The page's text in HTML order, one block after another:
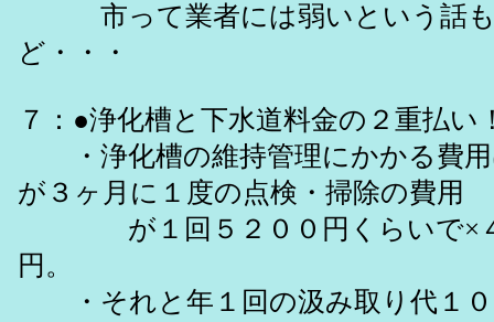
市って業者には弱いという話も
ど・・・
７：●浄化槽と下水道料金の２重払い
・浄化槽の維持管理にかかる費用
が３ヶ月に１度の点検・掃除の費用
が１回５２００円くらいで×４
円。
・それと年１回の汲み取り代１０